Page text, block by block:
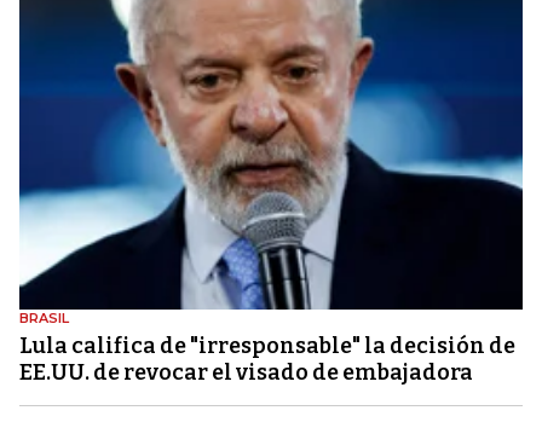
BRASIL
Lula califica de "irresponsable" la decisión de
EE.UU. de revocar el visado de embajadora